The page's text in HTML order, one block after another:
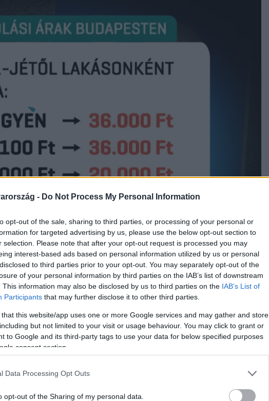
- Do Not Process My Personal Information
opt-out of the sale, sharing to third parties, or processing of your personal or
for targeted advertising by us, please use the below opt-out section to
selection. Please note that after your opt-out request is processed you may
interest-based ads based on personal information utilized by us or personal
to third parties prior to your opt-out. You may separately opt-out of the
of your personal information by third parties on the IAB’s list of downstream
This information may also be disclosed by us to third parties on the IAB’s List of
Participants that may further disclose it to other third parties.
that this website/app uses one or more Google services and may gather and store
but not limited to your visit or usage behaviour. You may click to grant or
to Google and its third-party tags to use your data for below specified purposes
consent section.
Data Processing Opt Outs
opt-out of the Sharing of my personal data.
Link másolása
2025-ben, különösen az új építésű
Terézvárosban.